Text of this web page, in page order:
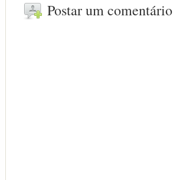
Postar um comentário